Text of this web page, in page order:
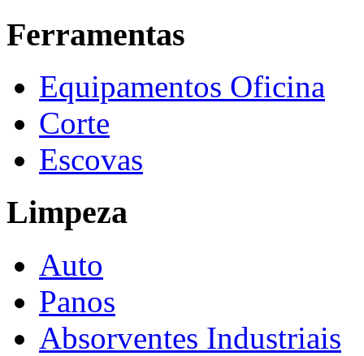
Ferramentas
Equipamentos Oficina
Corte
Escovas
Limpeza
Auto
Panos
Absorventes Industriais